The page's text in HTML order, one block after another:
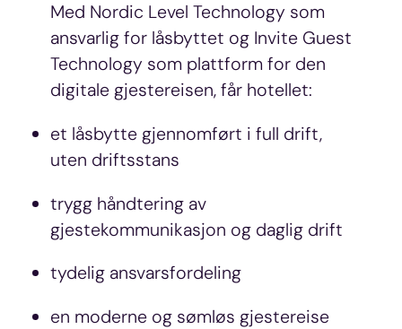
personlig preg.
Vi deler dessuten informasjon om hvordan du bruker
nettstedet vårt, med partnerne våre innen sosiale medier,
annonsering og analysearbeid, som kan kombinere den
eller som de har samlet inn gjennom din bruk av
tjenestene deres.
Med Nordic Level Technology som
ansvarlig for låsbyttet og Invite Guest
Technology som plattform for den
digitale gjestereisen, får hotellet:
et låsbytte gjennomført i full drift,
uten driftsstans
trygg håndtering av
gjestekommunikasjon og daglig drift
tydelig ansvarsfordeling
en moderne og sømløs gjestereise